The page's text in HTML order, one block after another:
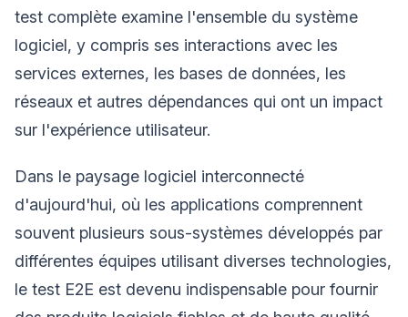
test complète examine l'ensemble du système
logiciel, y compris ses interactions avec les
services externes, les bases de données, les
réseaux et autres dépendances qui ont un impact
sur l'expérience utilisateur.
Dans le paysage logiciel interconnecté
d'aujourd'hui, où les applications comprennent
souvent plusieurs sous-systèmes développés par
différentes équipes utilisant diverses technologies,
le test E2E est devenu indispensable pour fournir